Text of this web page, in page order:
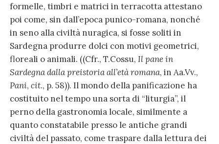
formelle, timbri e matrici in terracotta attestano
poi come, sin dall’epoca punico-romana, nonché
in seno alla civiltà nuragica, si fosse soliti in
Sardegna produrre dolci con motivi geometrici,
floreali o animali. ((Cfr., T.Cossu, Il pane in
Sardegna dalla preistoria all’età romana, in Aa.Vv.,
Pani, cit., p. 58)). Il mondo della panificazione ha
costituito nel tempo una sorta di “liturgia”, il
perno della gastronomia locale, similmente a
quanto constatabile presso le antiche grandi
civiltà del passato, come traspare dalla lettura dei